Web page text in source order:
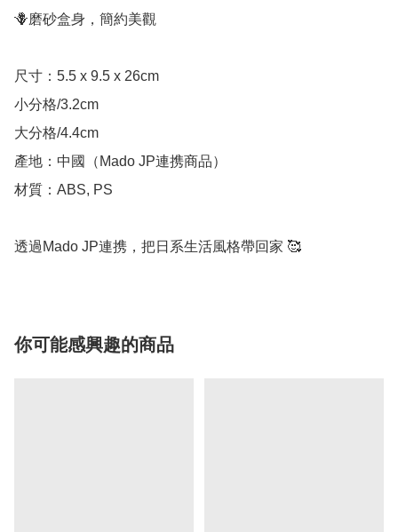
🪻磨砂盒身，簡約美觀
尺寸：5.5 x 9.5 x 26cm
小分格/3.2cm
大分格/4.4cm
產地：中國（Mado JP連携商品）
材質：ABS, PS
透過Mado JP連携，把日系生活風格帶回家 🥰
你可能感興趣的商品